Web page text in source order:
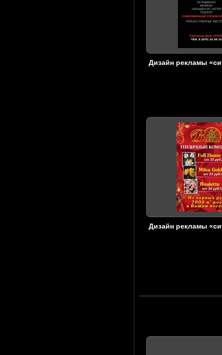
Дизайн рекламы
Дизайн рекламы